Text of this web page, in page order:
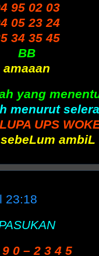
95 02 03
05 23 24
34 35 45
BB
amaaan
yang
menurut
UPS
23:18
0 – 2 3 4 5